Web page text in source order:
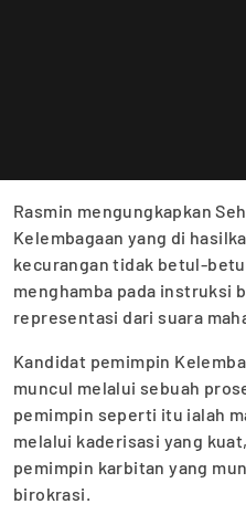
Rasmin mengungkapkan
Kelembagaan yang di
kecurangan tidak betul-
menghamba pada instruksi
representasi dari suara
Kandidat pemimpin
muncul melalui sebuah
pemimpin seperti itu ialah
melalui kaderisasi yang
pemimpin karbitan yang
birokrasi.